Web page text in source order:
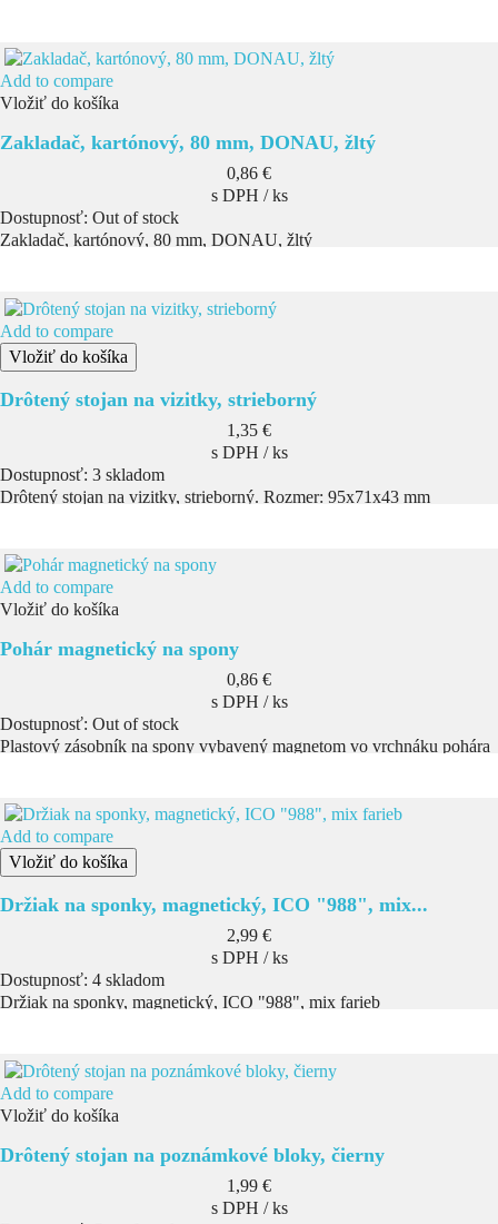
Add to compare
Vložiť do košíka
Zakladač, kartónový, 80 mm, DONAU, žltý
Cena
0,86 €
s DPH / ks
Dostupnosť: Out of stock
Zakladač, kartónový, 80 mm, DONAU, žltý
Add to compare
Vložiť do košíka
Drôtený stojan na vizitky, strieborný
Cena
1,35 €
s DPH / ks
Dostupnosť: 3 skladom
Drôtený stojan na vizitky, strieborný. Rozmer: 95x71x43 mm
Add to compare
Vložiť do košíka
Pohár magnetický na spony
Cena
0,86 €
s DPH / ks
Dostupnosť: Out of stock
Plastový zásobník na spony vybavený magnetom vo vrchnáku pohára
Add to compare
Vložiť do košíka
Držiak na sponky, magnetický, ICO "988", mix...
Cena
2,99 €
s DPH / ks
Dostupnosť: 4 skladom
Držiak na sponky, magnetický, ICO "988", mix farieb
Add to compare
Vložiť do košíka
Drôtený stojan na poznámkové bloky, čierny
Cena
1,99 €
s DPH / ks